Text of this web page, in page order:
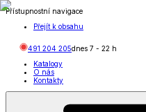
Přístupnostní navigace
Přejít k obsahu
491 204 205dnes 7 - 22 h
Katalogy
O nás
Kontakty